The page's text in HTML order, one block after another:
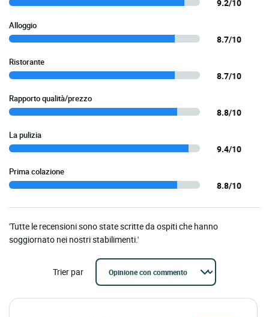
9.2/10
Alloggio
8.7/10
Ristorante
8.7/10
Rapporto qualità/prezzo
8.8/10
La pulizia
9.4/10
Prima colazione
8.8/10
'Tutte le recensioni sono state scritte da ospiti che hanno
soggiornato nei nostri stabilimenti.'
Trier par